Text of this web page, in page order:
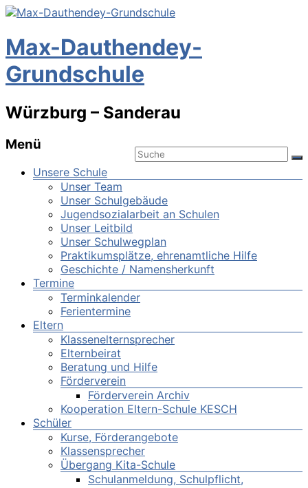
Max-Dauthendey-
Grundschule
Würzburg – Sanderau
Menü
Unsere Schule
Unser Team
Unser Schulgebäude
Jugendsozialarbeit an Schulen
Unser Leitbild
Unser Schulwegplan
Praktikumsplätze, ehrenamtliche Hilfe
Geschichte / Namensherkunft
Termine
Terminkalender
Ferientermine
Eltern
Klassenelternsprecher
Elternbeirat
Beratung und Hilfe
Förderverein
Förderverein Archiv
Kooperation Eltern-Schule KESCH
Schüler
Kurse, Förderangebote
Klassensprecher
Übergang Kita-Schule
Schulanmeldung, Schulpflicht,